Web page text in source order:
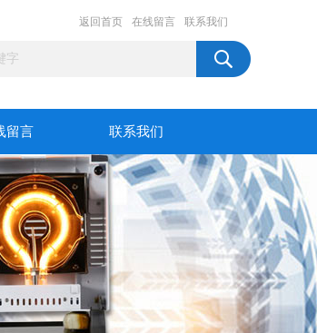
返回首页 在线留言 联系我们
留言 联系我们